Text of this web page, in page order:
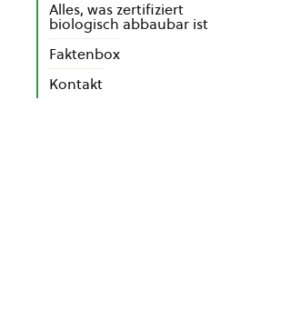
Alles, was zertifiziert
biologisch abbaubar ist
Faktenbox
Kontakt